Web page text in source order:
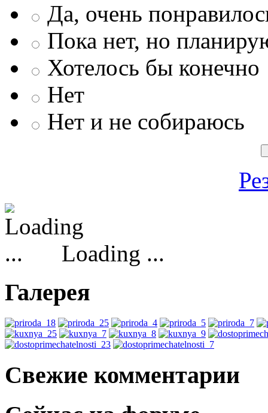
Да, очень
Пока нет, но
Хотелось бы конечно
Нет
Нет и не собираюсь
Loading ...
Галерея
Свежие комментарии